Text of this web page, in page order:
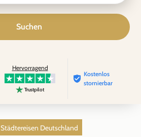
Suchen
Hervorragend
Trustpilot
Kostenlos
stornierbar
Städtereisen Deutschland